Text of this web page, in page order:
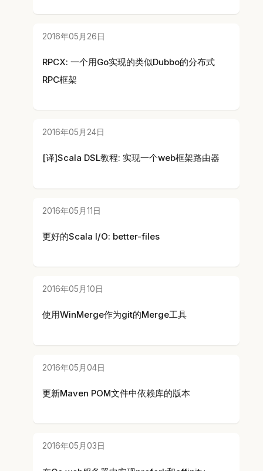
2016年05月26日
RPCX: 一个用Go实现的类似Dubbo的分布式
RPC框架
2016年05月24日
[译]Scala DSL教程: 实现一个web框架路由器
2016年05月11日
更好的Scala I/O: better-files
2016年05月10日
使用WinMerge作为git的Merge工具
2016年05月04日
更新Maven POM文件中依赖库的版本
2016年05月03日